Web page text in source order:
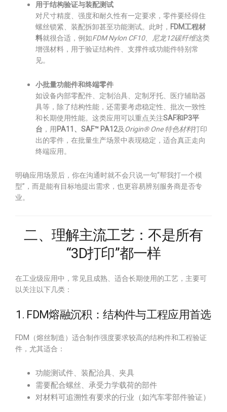
用于结构验证与装配测试
对尺寸精度、强度和耐久性有一定要求，零件要经得住
螺丝锁紧、装配拆卸甚至功能测试。此时， FDM工程材
料就很合适，例如FDM Nylon CF10、尼龙12碳纤维这类
增强材料，用于验证结构件、支撑件或功能件特别常
见。
小批量功能件和终端零件
如设备内部零配件、定制治具、定制牙托、医疗辅助器
具等，除了结构性能，还需要考虑稳定性、批次一致性
和长期使用性能。这类应用可以重点关注SAF和P3平
台 ，用 PA11、SAF™ PA12及 Origin® One 特色材料打印
出的零件，在批量生产场景中表现稳定，适合真正走向
终端应用。
明确应用场景后，你在沟通时就不会只说一句“帮我打一个模
型”，而是能有目标地提出需求，也更容易辨别服务商是否专
业。
二、理解主流工艺：不是所有
“3D打印”都一样
在工业级应用中，常见且成熟、适合长期使用的工艺，主要可
以关注以下几类：
1. FDM熔融沉积：结构件与工程应用首选
FDM（熔丝制造）适合制作强度要求较高的结构件和工程验证
件，尤其适合：
功能测试件、装配治具、夹具
需要配合螺丝、承受力学载荷的部件
对材料可追溯性有要求的行业（如汽车零部件验证）